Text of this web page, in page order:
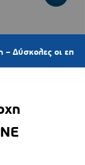
οι επόμενες